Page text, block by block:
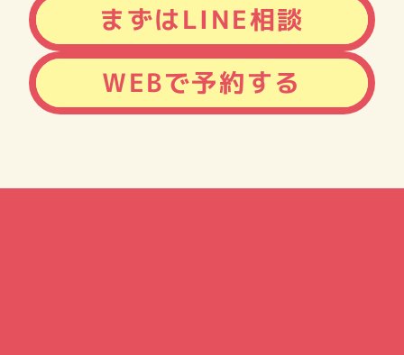
まずはLINE相談
WEBで予約する